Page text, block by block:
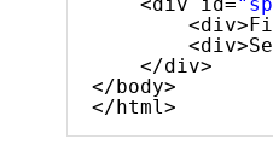
</div>
</body>
</html>